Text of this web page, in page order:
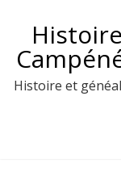
contenu
Histoire et